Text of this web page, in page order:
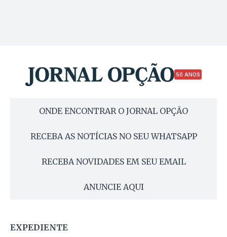
50 ANOS
ONDE ENCONTRAR O JORNAL OPÇÃO
RECEBA AS NOTÍCIAS NO SEU WHATSAPP
RECEBA NOVIDADES EM SEU EMAIL
ANUNCIE AQUI
EXPEDIENTE